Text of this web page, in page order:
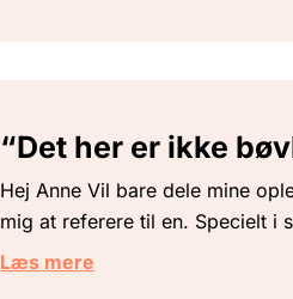
“Det her er ikke
Hej Anne Vil bare dele mine
mig at referere til en. Specielt i
Læs mere